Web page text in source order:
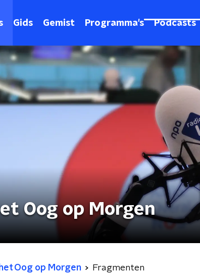
Gids Gemist Programma's Podcasts
Oog op Morgen
Oog op Morgen Fragmenten